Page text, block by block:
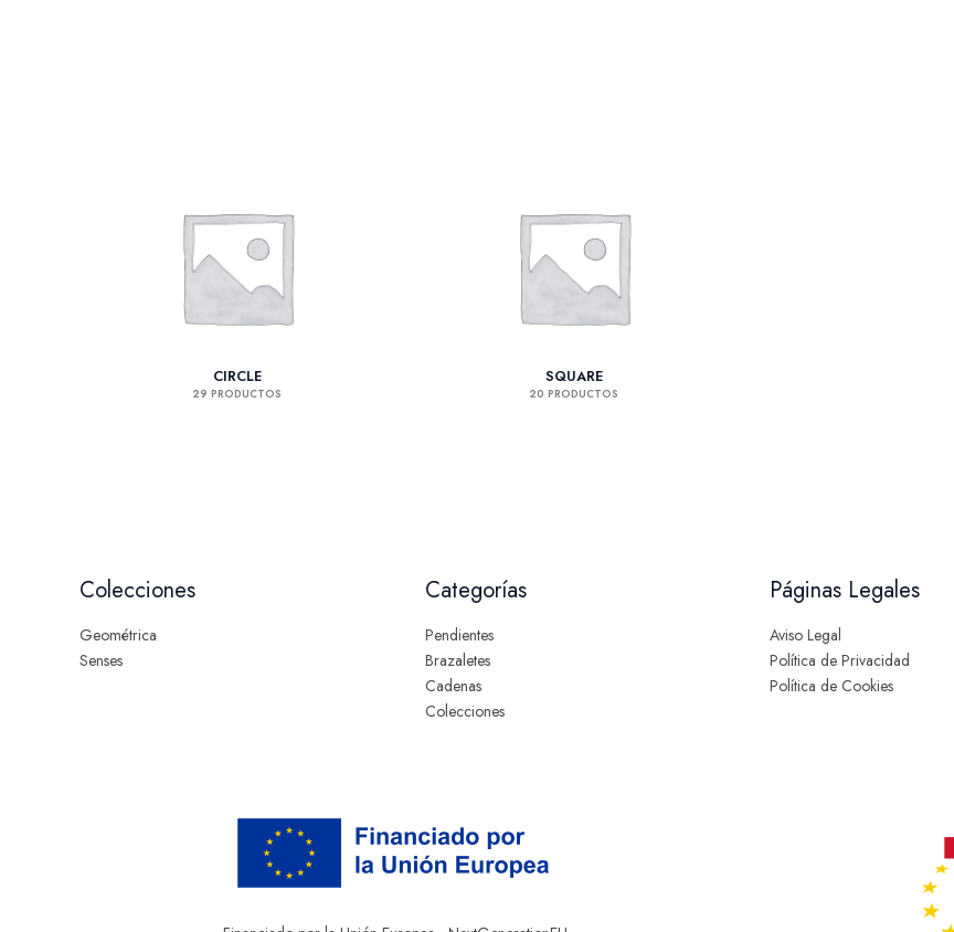
CIRCLE
29 PRODUCTOS
SQUARE
20 PRODUCTOS
Colecciones
Geométrica
Senses
Categorías
Pendientes
Brazaletes
Cadenas
Colecciones
Páginas Legales
Aviso Legal
Política de Privacidad
Política de Cookies